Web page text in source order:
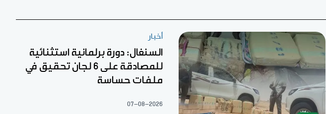
أخبار
السنغال: دورة برلمانية استثنائية
للمصادقة على 6 لجان تحقيق في
ملفات حساسة
07-08-2026